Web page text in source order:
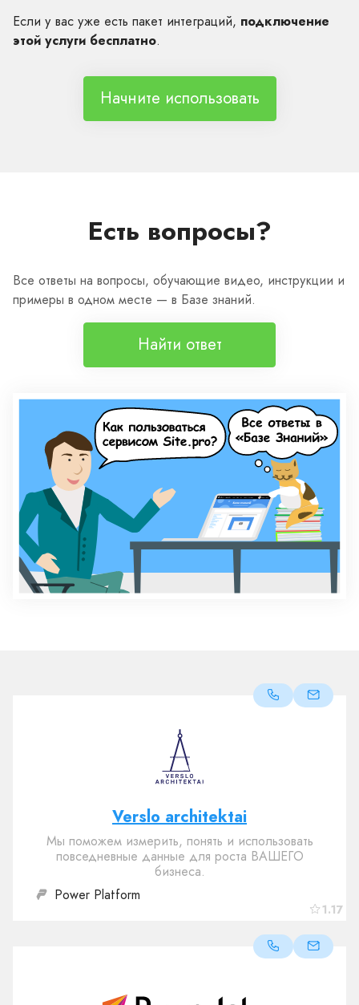
Если у вас уже есть пакет интеграций, подключение
этой услуги бесплатно.
Начните использовать
Есть вопросы?
Все ответы на вопросы, обучающие видео, инструкции и
примеры в одном месте — в Базе знаний.
Найти ответ
1.17
Verslo architektai
Мы поможем измерить, понять и использовать
повседневные данные для роста ВАШЕГО
бизнеса.
Power Platform